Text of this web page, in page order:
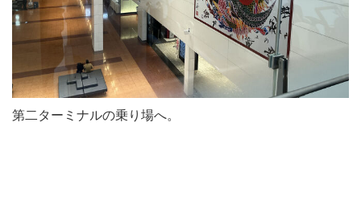
第二ターミナルの乗り場へ。